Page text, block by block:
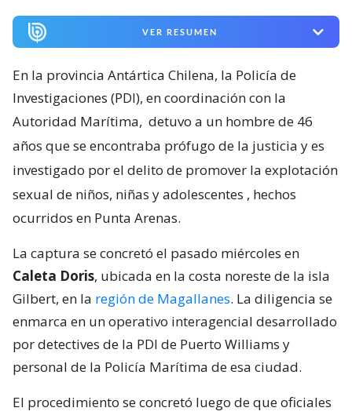
VER RESUMEN
En la provincia Antártica Chilena, la Policía de
Investigaciones (PDI), en coordinación con la
Autoridad Marítima, detuvo a un hombre de 46
años que se encontraba prófugo de la justicia y es
investigado por el delito de promover la explotación
sexual de niños, niñas y adolescentes , hechos
ocurridos en Punta Arenas.
La captura se concretó el pasado miércoles en
Caleta Doris, ubicada en la costa noreste de la isla
Gilbert, en la región de Magallanes. La diligencia se
enmarca en un operativo interagencial desarrollado
por detectives de la PDI de Puerto Williams y
personal de la Policía Marítima de esa ciudad.
El procedimiento se concretó luego de que oficiales